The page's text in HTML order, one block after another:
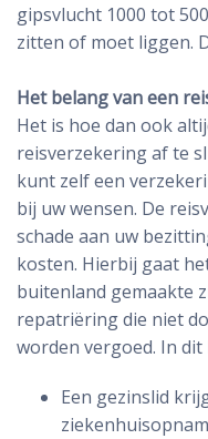
gipsvlucht 1000 tot
zitten of moet liggen.
Het belang van een
Het is hoe dan ook
reisverzekering af te
kunt zelf een
bij uw wensen. De
schade aan uw
kosten. Hierbij gaat
buitenland gemaakte
repatriëring die niet
worden vergoed. In
Een gezinslid